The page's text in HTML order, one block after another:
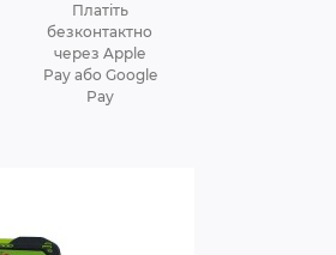
Платіть
безконтактно
через Apple
Pay або Google
Pay